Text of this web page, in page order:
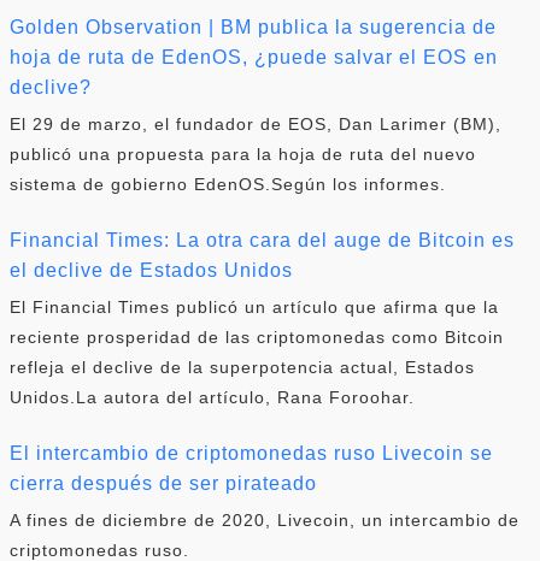
Golden Observation | BM publica la sugerencia de
hoja de ruta de EdenOS, ¿puede salvar el EOS en
declive?
El 29 de marzo, el fundador de EOS, Dan Larimer (BM),
publicó una propuesta para la hoja de ruta del nuevo
sistema de gobierno EdenOS.Según los informes.
Financial Times: La otra cara del auge de Bitcoin es
el declive de Estados Unidos
El Financial Times publicó un artículo que afirma que la
reciente prosperidad de las criptomonedas como Bitcoin
refleja el declive de la superpotencia actual, Estados
Unidos.La autora del artículo, Rana Foroohar.
El intercambio de criptomonedas ruso Livecoin se
cierra después de ser pirateado
A fines de diciembre de 2020, Livecoin, un intercambio de
criptomonedas ruso.